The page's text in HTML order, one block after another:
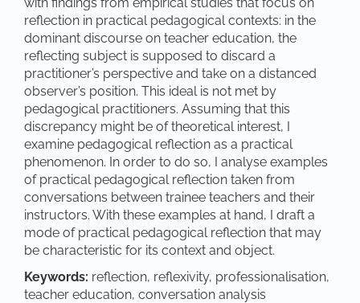
reflection in practical pedagogical contexts: in the
dominant discourse on teacher education, the
reflecting subject is supposed to discard a
practitioner’s perspective and take on a distanced
observer’s position. This ideal is not met by
pedagogical practitioners. Assuming that this
discrepancy might be of theoretical interest, I
examine pedagogical reflection as a practical
phenomenon. In order to do so, I analyse examples
of practical pedagogical reflection taken from
conversations between trainee teachers and their
instructors. With these examples at hand, I draft a
mode of practical pedagogical reflection that may
be characteristic for its context and object.
Keywords: reflection, reflexivity, professionalisation,
teacher education, conversation analysis